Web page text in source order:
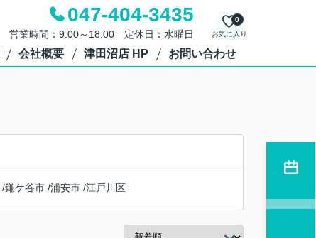
047-404-3435
営業時間：9:00～18:00 定休日：水曜日 お気に入り
0
会社概要 津田沼店 HP お問い合わせ
/鎌ケ谷市 /浦安市 /江戸川区